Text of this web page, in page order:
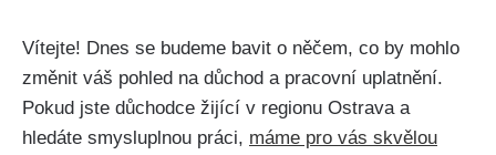
Vítejte! Dnes se budeme bavit o něčem, co by mohlo
změnit váš pohled na důchod a pracovní uplatnění.
Pokud jste důchodce žijící v regionu Ostrava a
hledáte smysluplnou práci, máme pro vás skvělou